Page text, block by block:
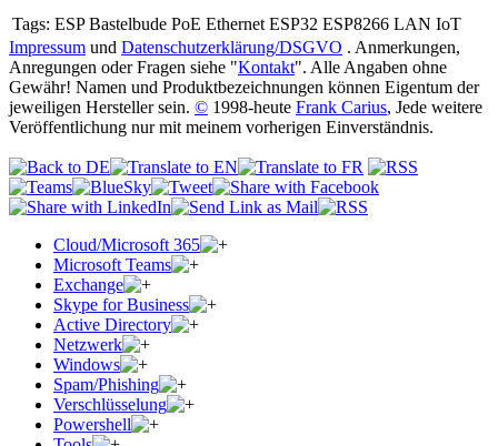
Tags: ESP Bastelbude PoE Ethernet ESP32 ESP8266 LAN IoT
Impressum und Datenschutzerklärung/DSGVO . Anmerkungen,
Anregungen oder Fragen siehe "Kontakt". Alle Angaben ohne
Gewähr! Namen und Produktbezeichnungen können Eigentum der
jeweiligen Hersteller sein. © 1998-heute Frank Carius, Jede weitere
Veröffentlichung nur mit meinem vorherigen Einverständnis.
Cloud/Microsoft 365
Microsoft Teams
Exchange
Skype for Business
Active Directory
Netzwerk
Windows
Spam/Phishing
Verschlüsselung
Powershell